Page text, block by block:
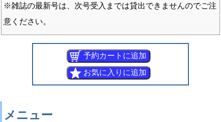
※雑誌の最新号は、次号受入までは貸出できませんのでご注
意ください。
メニュー